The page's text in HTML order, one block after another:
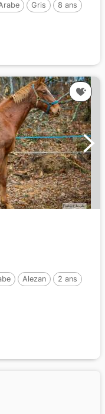
Gris
8 ans
Alezan
2 ans